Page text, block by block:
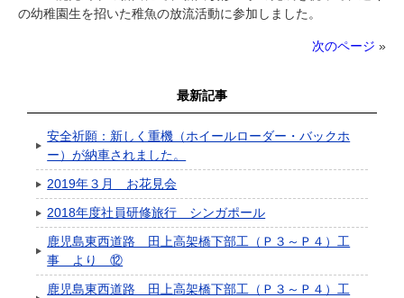
の幼稚園生を招いた稚魚の放流活動に参加しました。
次のページ »
最新記事
安全祈願：新しく重機（ホイールローダー・バックホ
ー）が納車されました。
2019年３月 お花見会
2018年度社員研修旅行 シンガポール
鹿児島東西道路 田上高架橋下部工（Ｐ３～Ｐ４）工
事 より ⑫
鹿児島東西道路 田上高架橋下部工（Ｐ３～Ｐ４）工